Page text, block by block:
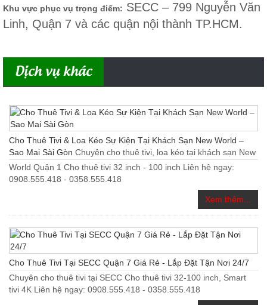
Khu vực phục vụ trọng điểm: SECC – 799 Nguyễn Văn
Linh, Quận 7 và các quận nội thành TP.HCM.
Dịch vụ khác
Cho Thuê Tivi & Loa Kéo Sự Kiện Tại Khách Sạn New World –
Sao Mai Sài Gòn Chuyên cho thuê tivi, loa kéo tại khách sạn New
World Quận 1 Cho thuê tivi 32 inch - 100 inch Liên hệ ngay:
0908.555.418 - 0358.555.418
Xem thêm...
Cho Thuê Tivi Tại SECC Quận 7 Giá Rẻ - Lắp Đặt Tận Nơi 24/7
Chuyên cho thuê tivi tại SECC Cho thuê tivi 32-100 inch, Smart
tivi 4K Liên hệ ngay: 0908.555.418 - 0358.555.418